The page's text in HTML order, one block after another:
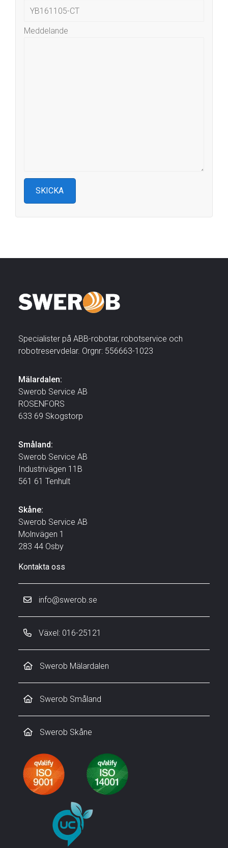
Meddelande
Specialister på ABB-robotar, robotservice och
robotreservdelar. Orgnr: 556663-1023
Mälardalen:
Swerob Service AB
ROSENFORS
633 69 Skogstorp
Småland:
Swerob Service AB
Industrivägen 11B
561 61 Tenhult
Skåne:
Swerob Service AB
Molnvägen 1
283 44 Osby
Kontakta oss
info@swerob.se
Växel: 016-25121
Swerob Mälardalen
Swerob Småland
Swerob Skåne